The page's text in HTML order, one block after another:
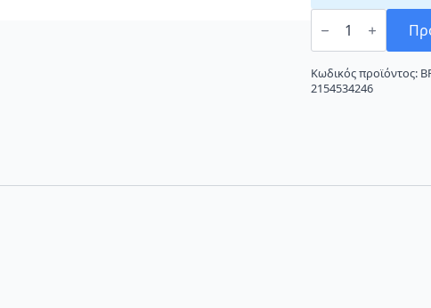
Daikin
FTXB35C/RXB35C
Inverter
12000
BTU
Κωδικός προϊόντος:
2154534246